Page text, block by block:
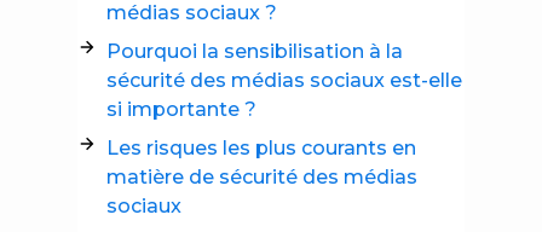
médias sociaux ?
Pourquoi la sensibilisation à la
sécurité des médias sociaux est-elle
si importante ?
Les risques les plus courants en
matière de sécurité des médias
sociaux